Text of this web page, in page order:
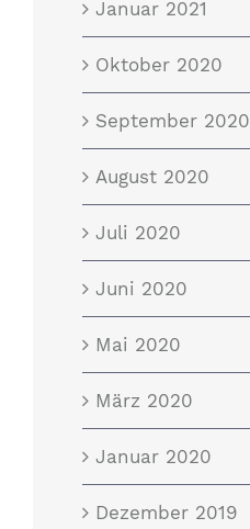
Januar 2021
Oktober 2020
September 2020
August 2020
Juli 2020
Juni 2020
Mai 2020
März 2020
Januar 2020
Dezember 2019